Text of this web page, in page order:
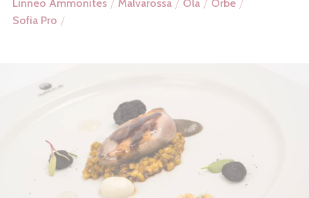
Linneo Ammonites
Malvarossa Ola
Orbe
Sofia Pro